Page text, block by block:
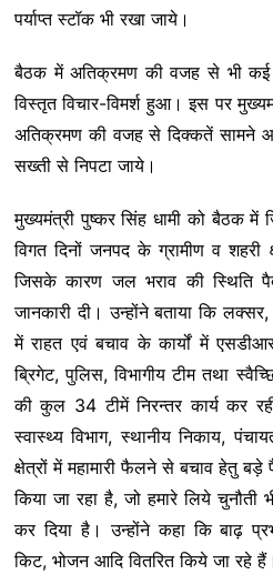
पर्याप्त स्टॉक भी रखा जाये।
बैठक में अतिक्रमण की वजह से भी
विस्तृत विचार-विमर्श हुआ। इस पर
अतिक्रमण की वजह से दिक्कतें सामने
सख्ती से निपटा जाये।
मुख्यमंत्री पुष्कर सिंह धामी को बैठक में
विगत दिनों जनपद के ग्रामीण व
जिसके कारण जल भराव की स्थिति
जानकारी दी। उन्होंने बताया कि
में राहत एवं बचाव के कार्यों में
ब्रिगेट, पुलिस, विभागीय टीम तथा
की कुल 34 टीमें निरन्तर कार्य कर
स्वास्थ्य विभाग, स्थानीय निकाय,
क्षेत्रों में महामारी फैलने से बचाव हेतु
किया जा रहा है, जो हमारे लिये
कर दिया है। उन्होंने कहा कि बाढ़
किट, भोजन आदि वितरित किये जा रहे हैं।